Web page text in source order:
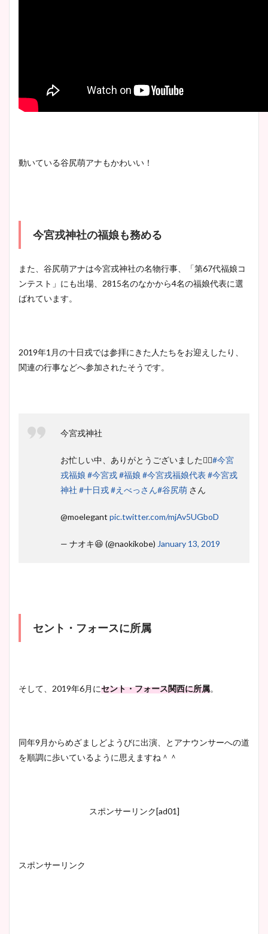
動いている谷尻萌アナもかわいい！
今宮戎神社の福娘も務める
また、谷尻萌アナは今宮戎神社の名物行事、「第67代福娘コ
ンテスト」にも出場、2815名のなかから4名の福娘代表に選
ばれています。
2019年1月の十日戎では参拝にきた人たちをお迎えしたり、
関連の行事などへ参加されたそうです。
今宮戎神社
お忙しい中、ありがとうございました🙇‍♂️#今宮
戎福娘 #今宮戎#福娘 #今宮戎福娘代表 #今宮戎
神社 #十日戎#えべっさん#谷尻萌 さん
@moelegant pic.twitter.com/mjAv5UGboD
— ナオキ😆 (@naokikobe) January 13, 2019
セント・フォースに所属
そして、2019年6月にセント・フォース関西に所属。
同年9月からめざましどようびに出演、とアナウンサーへの道
を順調に歩いているように思えますね＾＾
スポンサーリンク[ad01]
スポンサーリンク